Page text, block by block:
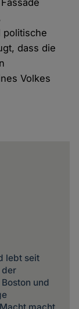
politische
dass die
Volkes
lebt seit
der
und